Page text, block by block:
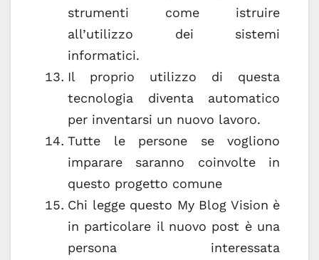
strumenti come istruire
all’utilizzo dei sistemi
informatici.
Il proprio utilizzo di questa
tecnologia diventa automatico
per inventarsi un nuovo lavoro.
Tutte le persone se vogliono
imparare saranno coinvolte in
questo progetto comune
Chi legge questo My Blog Vision è
in particolare il nuovo post è una
persona interessata